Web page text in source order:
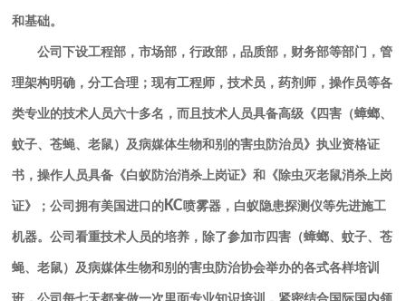
和基础。
公司下设工程部，市场部，行政部，品质部，财务部等部门，管
理架构明确，分工合理；现有工程师，技术员，药剂师，操作员等各
类专业的技术人员六十多名，而且技术人员具备高级《四害（蟑螂、
蚊子、苍蝇、老鼠）及病媒体生物和别的害虫防治员》执业资格证
书，操作人员具备《白蚁防治消杀上岗证》和《除虫灭老鼠消杀上岗
证》；公司拥有美国进口的KC喷雾器，白蚁隐患探测仪等先进施工
机器。公司看重技术人员的培养，除了参加市四害（蟑螂、蚊子、苍
蝇、老鼠）及病媒体生物和别的害虫防治协会举办的各式各样培训